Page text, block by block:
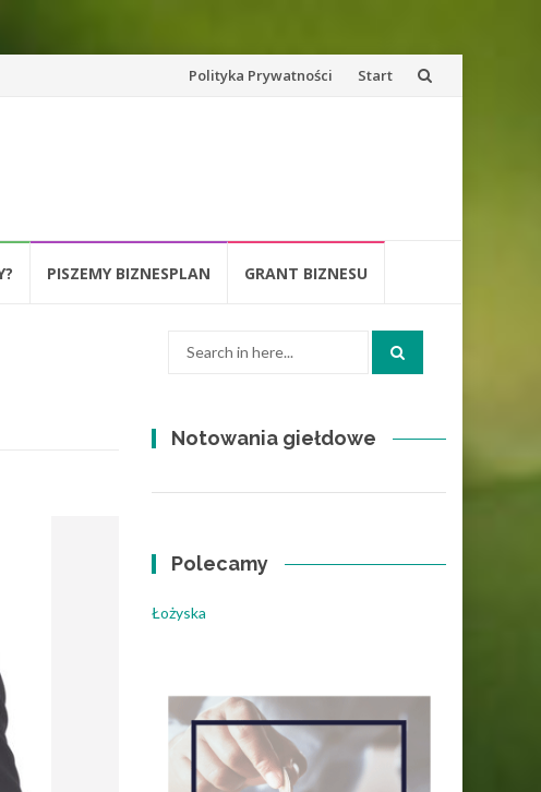
Skip
Polityka Prywatności Start
PISZEMY BIZNESPLAN GRANT BIZNESU
Notowania giełdowe
Polecamy
Łożyska